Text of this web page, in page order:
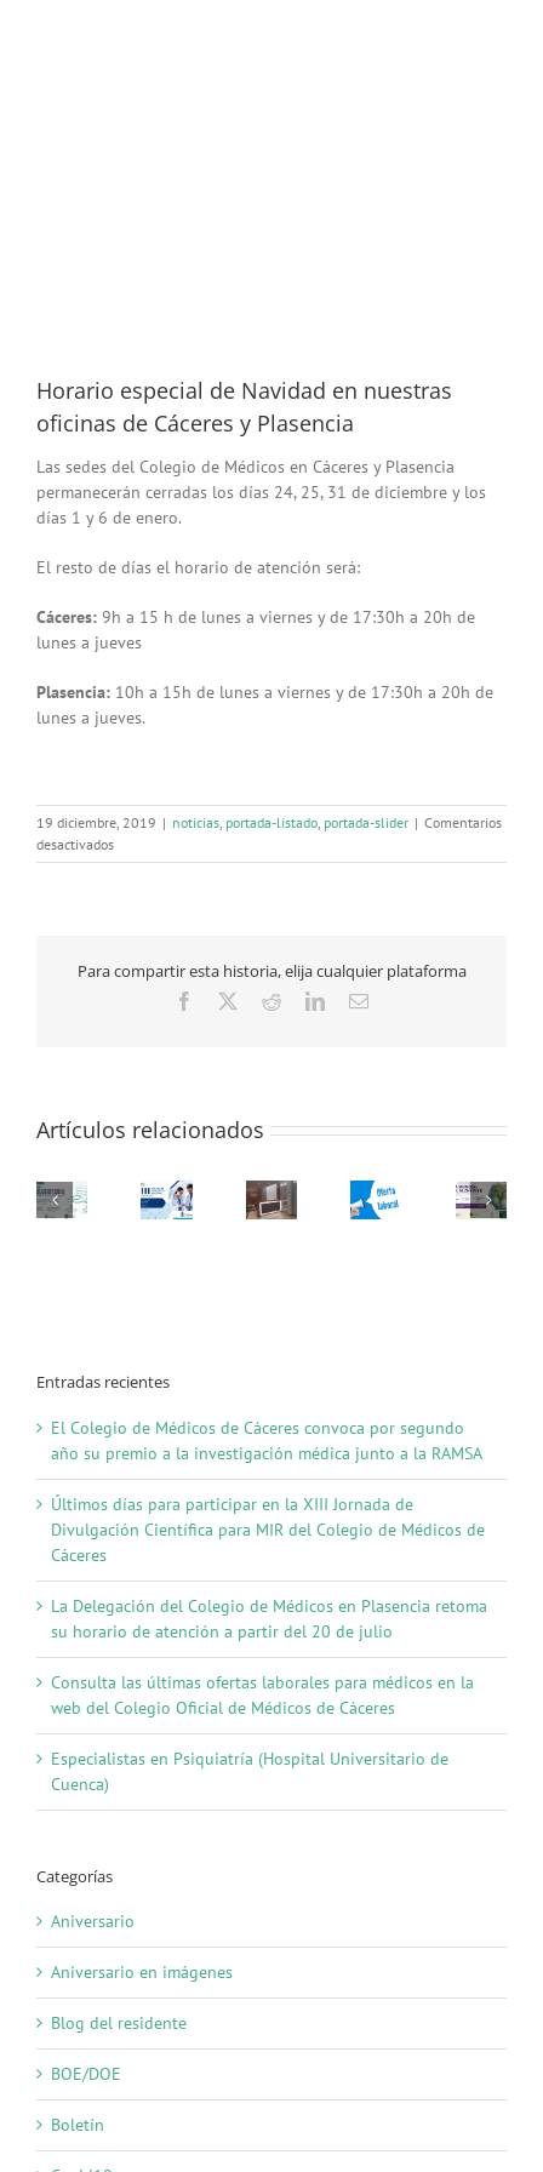
Horario especial de Navidad en nuestras
oficinas de Cáceres y Plasencia
Las sedes del Colegio de Médicos en Cáceres y Plasencia
permanecerán cerradas los días 24, 25, 31 de diciembre y los
días 1 y 6 de enero.
El resto de días el horario de atención será:
Cáceres: 9h a 15 h de lunes a viernes y de 17:30h a 20h de
lunes a jueves
Plasencia: 10h a 15h de lunes a viernes y de 17:30h a 20h de
lunes a jueves.
19 diciembre, 2019 | noticias, portada-listado, portada-slider | Comentarios
desactivadosen
Horario
nuestras
Para compartir esta historia, elija cualquier plataforma
Facebook RedditLinkedInCorreo
Artículos relacionados
Entradas recientes
El Colegio de Médicos de Cáceres convoca por segundo
año su premio a la investigación médica junto a la RAMSA
Últimos días para participar en la XIII Jornada de
Divulgación Científica para MIR del Colegio de Médicos de
Cáceres
La Delegación del Colegio de Médicos en Plasencia retoma
su horario de atención a partir del 20 de julio
Consulta las últimas ofertas laborales para médicos en la
web del Colegio Oficial de Médicos de Cáceres
Especialistas en Psiquiatría (Hospital Universitario de
Cuenca)
Categorías
Aniversario
Aniversario en imágenes
Blog del residente
BOE/DOE
Boletín